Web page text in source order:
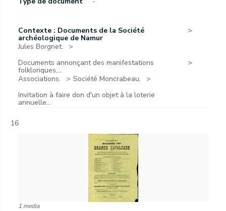
Contexte : Documents de la Société
archéologique de Namur
Jules Borgnet.
Documents annonçant des manifestations
folkloriques,...
Associations.
Société Moncrabeau.
Invitation à faire don d'un objet à la loterie
annuelle...
16
1 media